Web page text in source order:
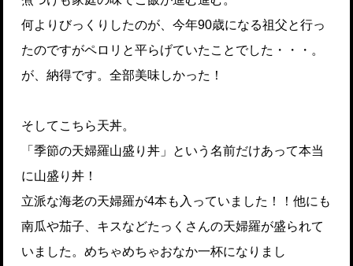
何よりびっくりしたのが、今年90歳になる祖父と行っ
たのですがペロリと平らげていたことでした・・・。
が、納得です。全部美味しかった！
そしてこちら天丼。
「季節の天婦羅山盛り丼」という名前だけあって本当
に山盛り丼！
立派な海老の天婦羅が4本も入っていました！！他にも
南瓜や茄子、キスなどたっくさんの天婦羅が盛られて
いました。めちゃめちゃおなか一杯になりまし